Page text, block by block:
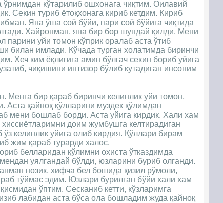
кўтарилиб ошхонага чиқтим. Оилавий
Секин туриб ётоқхонага кириб кетдим. Кириб
Яна ўша сой бўйи, пари сой бўйига чиқтида
Хайронман, яна бир бор шундай қилди. Мени
парини уйи томон кўприк оралаб аста ўтиб
билан имлади. Кўчада турган холатимда биринчи
Хеч ким ёқлигига амин бўлгач секин бориб уйига
чиқишини интизор бўлиб кутадиган инсоним
Менга бир қараб биринчи келинлик уйи томон,
Аста қайноқ қўлларини муздек қўлимдан
мени бошлаб борди. Аста уйига кирдик. Хали хам
доим жумбушга келтирадиган
келинлик уйига олиб кирдия. Қўллари бирам
жим қараб турарди халос.
белларидан қўлимни охиста ўтказдимда
уялгандай бўлди, юзларини буриб олганди.
нозик, хифча бел бошида қизил рўмоли,
тўймас эдим. Юзлари бурилган бўйи хали хам
ўптим. Сесканиб кетти, кўзларимга
лабидан аста бўса ола бошладим жуда қайноқ